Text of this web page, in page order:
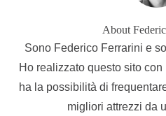
About
Sono Federico Ferrarini e
Ho realizzato questo sito
ha la possibilità di
migliori attrezzi da